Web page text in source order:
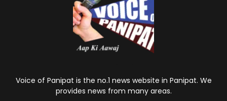
Voice of Panipat is the no.1 news website in Panipat. We
provides news from many areas.